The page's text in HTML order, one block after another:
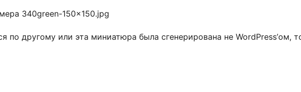
340green-150×150.jpg
другому или эта миниатюра была сгенерирована не WordPress’ом,